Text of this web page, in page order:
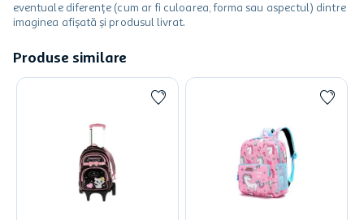
eventuale diferențe (cum ar fi culoarea, forma sau aspectul) dintre
imaginea afișată și produsul livrat.
Produse similare